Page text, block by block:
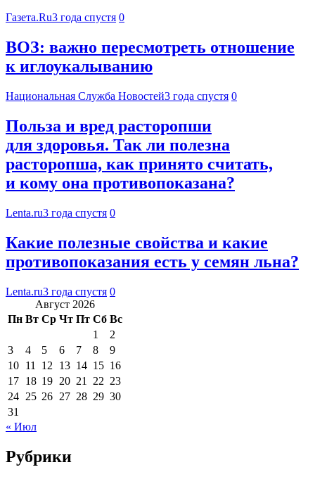
Газета.Ru3 года спустя 0
ВОЗ: важно пересмотреть отношение
к иглоукалыванию
Национальная Служба Новостей3 года спустя 0
Польза и вред расторопши
для здоровья. Так ли полезна
расторопша, как принято считать,
и кому она противопоказана?
Lenta.ru3 года спустя 0
Какие полезные свойства и какие
противопоказания есть у семян льна?
Lenta.ru3 года спустя 0
Август 2026
Пн Вт Ср Чт Пт Сб Вс
1
2
3
4 5 6 7 8
9
10 11 12 13 14 15 16
17 18 19 20 21 22 23
24 25 26 27 28 29 30
31
« Июл
Рубрики